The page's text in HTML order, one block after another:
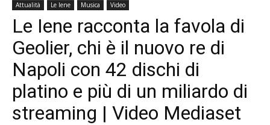
Attualità Le Iene Musica Video
Le Iene racconta la favola di
Geolier, chi è il nuovo re di
Napoli con 42 dischi di
platino e più di un miliardo di
streaming | Video Mediaset